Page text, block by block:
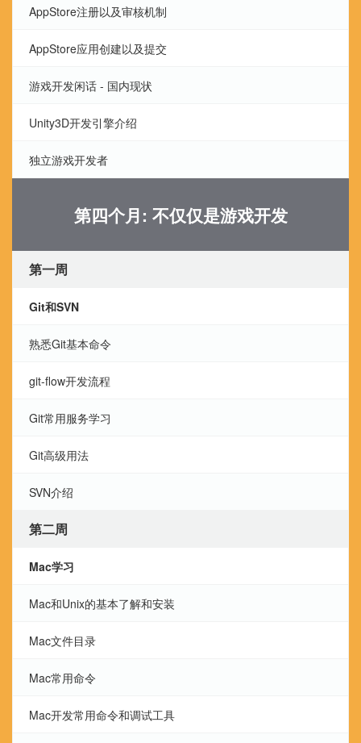
AppStore注册以及审核机制
AppStore应用创建以及提交
游戏开发闲话 - 国内现状
Unity3D开发引擎介绍
独立游戏开发者
第四个月: 不仅仅是游戏开发
第一周
Git和SVN
熟悉Git基本命令
git-flow开发流程
Git常用服务学习
Git高级用法
SVN介绍
第二周
Mac学习
Mac和Unix的基本了解和安装
Mac文件目录
Mac常用命令
Mac开发常用命令和调试工具